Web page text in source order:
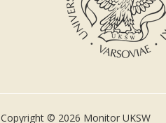
Copyright © 2026 Monitor UKSW